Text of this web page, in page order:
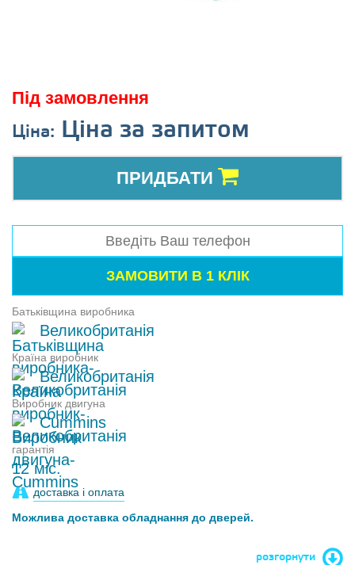
Під замовлення
Ціна: Ціна за запитом
ПРИДБАТИ
Батьківщина виробника
Великобританія
Країна виробник
Великобританія
Виробник двигуна
Cummins
гарантія
12 міс.
доставка і оплата
Можлива доставка обладнання до дверей.
розгорнути